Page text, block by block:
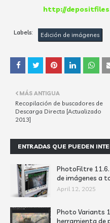
http://
Labels: Edición de imágenes
MÁS ANTIGUA
Recopilación de buscadores de
Descarga Directa [Actualizado
2013]
ENTRADAS QUE PUEDEN
PhotoFiltre
de imágenes a
April 12, 2025
Photo Variants
herramienta de